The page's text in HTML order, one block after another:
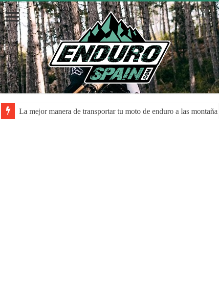
La mejor manera de transportar tu moto de enduro a las